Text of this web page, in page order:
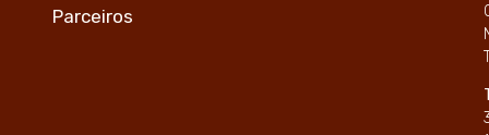
Parceiros